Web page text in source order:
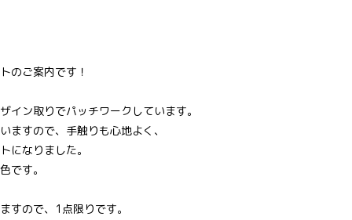
のご案内です！
イン取りでパッチワークしています。
ますので、手触りも心地よく、
になりました。
です。
すので、1点限りです。